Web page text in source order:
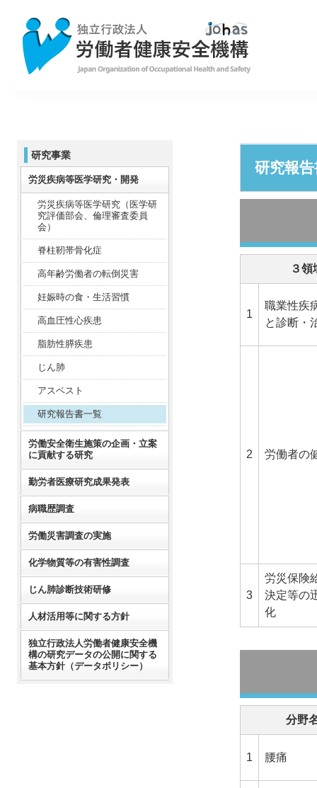
研究報
３領
1
職業性疾
と診断・
2 労働者の
3
労災保険
決定等の
化
分野
1 腰痛
研究事業
労災疾病等医学研究・開発
労災疾病等医学研究（医学研
究評価部会、倫理審査委員
会）
脊柱靭帯骨化症
高年齢労働者の転倒災害
妊娠時の食・生活習慣
高血圧性心疾患
脂肪性膵疾患
じん肺
アスベスト
研究報告書一覧
労働安全衛生施策の企画・立案
に貢献する研究
勤労者医療研究成果発表
病職歴調査
労働災害調査の実施
化学物質等の有害性調査
じん肺診断技術研修
人材活用等に関する方針
独立行政法人労働者健康安全機
構の研究データの公開に関する
基本方針（データポリシー）